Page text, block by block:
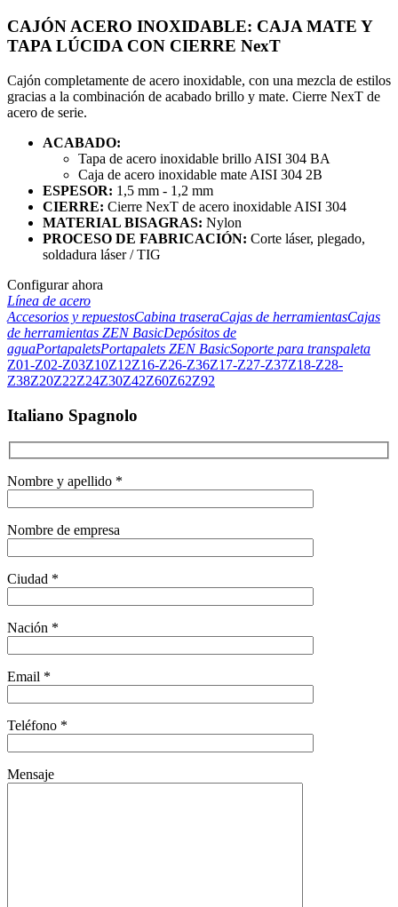
CAJÓN ACERO INOXIDABLE: CAJA MATE Y
TAPA LÚCIDA CON CIERRE NexT
Cajón completamente de acero inoxidable, con una mezcla de estilos
gracias a la combinación de acabado brillo y mate. Cierre NexT de
acero de serie.
ACABADO:
Tapa de acero inoxidable brillo AISI 304 BA
Caja de acero inoxidable mate AISI 304 2B
ESPESOR: 1,5 mm - 1,2 mm
CIERRE: Cierre NexT de acero inoxidable AISI 304
MATERIAL BISAGRAS: Nylon
PROCESO DE FABRICACIÓN: Corte láser, plegado,
soldadura láser / TIG
Configurar ahora
Línea de acero
Accesorios y repuestosCabina traseraCajas de herramientasCajas
de herramientas ZEN BasicDepósitos de
aguaPortapaletsPortapalets ZEN BasicSoporte para transpaleta
Z01-Z02-Z03Z10Z12Z16-Z26-Z36Z17-Z27-Z37Z18-Z28-
Z38Z20Z22Z24Z30Z42Z60Z62Z92
Italiano Spagnolo
Nombre y apellido *
Nombre de empresa
Ciudad *
Nación *
Email *
Teléfono *
Mensaje